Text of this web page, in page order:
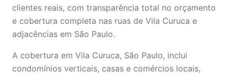
clientes reais, com transparência total no orçamento
e cobertura completa nas ruas de Vila Curuca e
adjacências em São Paulo.
A cobertura em Vila Curuca, São Paulo, inclui
condomínios verticais, casas e comércios locais,